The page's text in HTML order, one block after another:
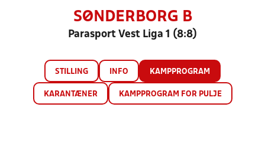
SØNDERBORG B
Parasport Vest Liga 1 (8:8)
STILLING INFO KAMPPROGRAM
KARANTÆNER KAMPPROGRAM FOR PULJE